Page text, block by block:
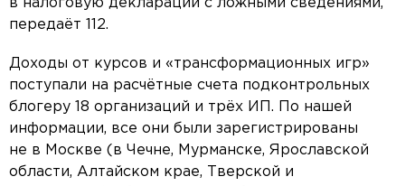
в налоговую декларации с ложными сведениями,
передаёт 112.
Доходы от курсов и «трансформационных игр»
поступали на расчётные счета подконтрольных
блогеру 18 организаций и трёх ИП. По нашей
информации, все они были зарегистрированы
не в Москве (в Чечне, Мурманске, Ярославской
области, Алтайском крае, Тверской и